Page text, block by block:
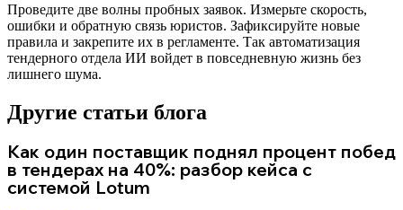
Проведите две волны пробных заявок. Измерьте скорость,
ошибки и обратную связь юристов. Зафиксируйте новые
правила и закрепите их в регламенте. Так автоматизация
тендерного отдела ИИ войдет в повседневную жизнь без
лишнего шума.
Другие статьи блога
Как один поставщик поднял процент побед
в тендерах на 40%: разбор кейса с
системой Lotum